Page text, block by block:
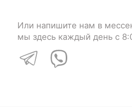
Или напишите нам в
мы здесь каждый день с